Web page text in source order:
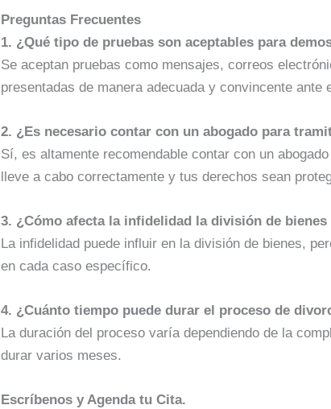
Preguntas Frecuentes
1. ¿Qué tipo de pruebas son aceptables para
Se aceptan pruebas como mensajes, correos
presentadas de manera adecuada y convincente ante
2. ¿Es necesario contar con un abogado para
Sí, es altamente recomendable contar con un
lleve a cabo correctamente y tus derechos sean
3. ¿Cómo afecta la infidelidad la división de
La infidelidad puede influir en la división de bienes,
en cada caso específico.
4. ¿Cuánto tiempo puede durar el proceso de
La duración del proceso varía dependiendo de la
durar varios meses.
Escríbenos y Agenda tu Cita.